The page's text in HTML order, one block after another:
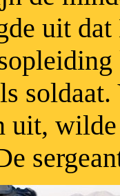
uit
uit,